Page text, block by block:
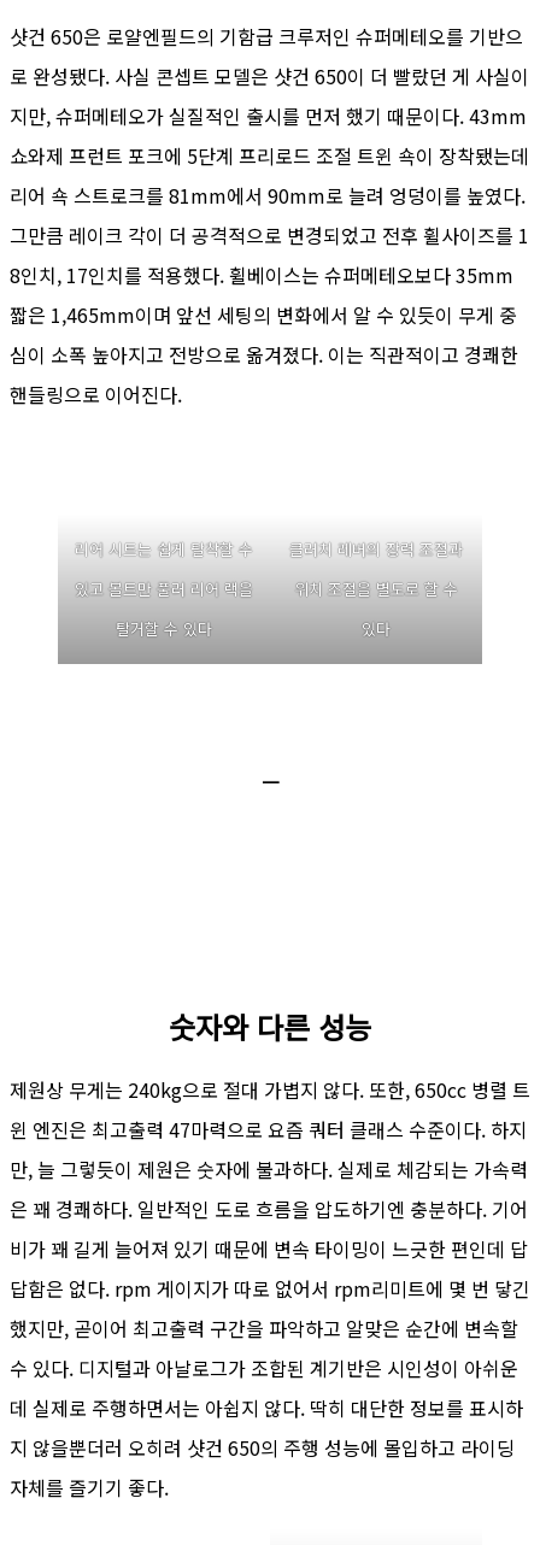
샷건 650은 로얄엔필드의 기함급 크루저인 슈퍼메테오를 기반으
로 완성됐다. 사실 콘셉트 모델은 샷건 650이 더 빨랐던 게 사실이
지만, 슈퍼메테오가 실질적인 출시를 먼저 했기 때문이다. 43mm
쇼와제 프런트 포크에 5단계 프리로드 조절 트윈 쇽이 장착됐는데
리어 쇽 스트로크를 81mm에서 90mm로 늘려 엉덩이를 높였다.
그만큼 레이크 각이 더 공격적으로 변경되었고 전후 휠사이즈를 1
8인치, 17인치를 적용했다. 휠베이스는 슈퍼메테오보다 35mm
짧은 1,465mm이며 앞선 세팅의 변화에서 알 수 있듯이 무게 중
심이 소폭 높아지고 전방으로 옮겨졌다. 이는 직관적이고 경쾌한
핸들링으로 이어진다.
리어 시트는 쉽게 탈착할 수
있고 볼트만 풀러 리어 랙을
탈거할 수 있다
클러치 레버의 장력 조절과
위치 조절을 별도로 할 수
있다
ㅡ
숫자와 다른 성능
제원상 무게는 240kg으로 절대 가볍지 않다. 또한, 650cc 병렬 트
윈 엔진은 최고출력 47마력으로 요즘 쿼터 클래스 수준이다. 하지
만, 늘 그렇듯이 제원은 숫자에 불과하다. 실제로 체감되는 가속력
은 꽤 경쾌하다. 일반적인 도로 흐름을 압도하기엔 충분하다. 기어
비가 꽤 길게 늘어져 있기 때문에 변속 타이밍이 느긋한 편인데 답
답함은 없다. rpm 게이지가 따로 없어서 rpm리미트에 몇 번 닿긴
했지만, 곧이어 최고출력 구간을 파악하고 알맞은 순간에 변속할
수 있다. 디지털과 아날로그가 조합된 계기반은 시인성이 아쉬운
데 실제로 주행하면서는 아쉽지 않다. 딱히 대단한 정보를 표시하
지 않을뿐더러 오히려 샷건 650의 주행 성능에 몰입하고 라이딩
자체를 즐기기 좋다.